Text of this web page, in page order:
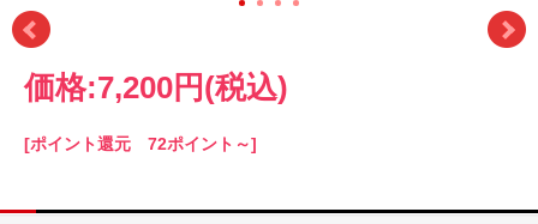
価格:7,200円 (税込)
[ポイント還元 72ポイント～]